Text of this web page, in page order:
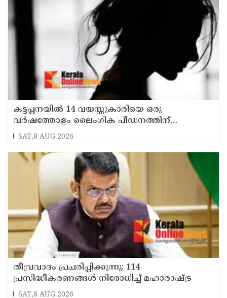
കട്ടപ്പനയില്‍ 14 വയസ്സുകാരിയെ ഒരു
വര്‍ഷത്തോളം ലൈംഗിക പീഡനത്തിന്
ഇരയാക്കി; രണ്ടാനച്ഛൻ പിടിയില്‍
SAT,8 AUG 2026
തീവ്രവാദം പ്രചരിപ്പിക്കുന്നു; 114
പ്രസിദ്ധീകരണങ്ങൾ നിരോധിച്ച് മഹാരാഷ്ട്ര
SAT,8 AUG 2026